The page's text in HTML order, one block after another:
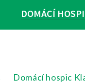
DOMÁCÍ
Domácí hospic